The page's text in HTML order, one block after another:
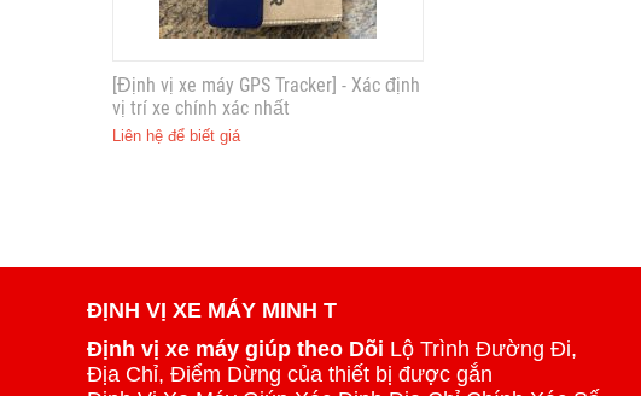
[Định vị xe máy GPS Tracker] - Xác định
vị trí xe chính xác nhất
Liên hệ để biết giá
ĐỊNH VỊ XE MÁY MINH T
Định vị xe máy giúp theo Dõi Lộ Trình Đường Đi,
Địa Chỉ, Điểm Dừng của thiết bị được gắn